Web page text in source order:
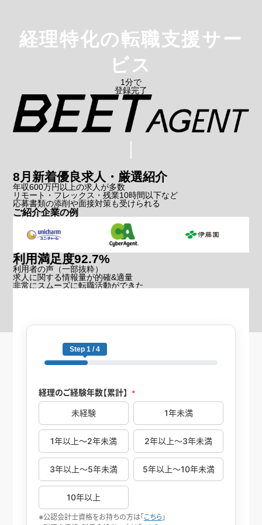
経理特化の転職支援サー
ビス
1分で
登録完了
8月新着優良求人・厳選紹介
年収600万円以上の求人が多数
リモート・フレックス・残業10時間以下など
応募書類の添削や面接対策も受けられる
ご紹介企業の例
利用満足度92.7%
利用者の声 （一部抜粋）
求人に関する情報量が的確&適量
非常にスムーズに転職活動ができた
Step 1 / 4
経理のご経験年数【累計】 *
未経験 1年未満
1年以上～2年未満 2年以上～3年未満
3年以上～5年未満 5年以上～10年未満
10年以上
※公認会計士資格をお持ちの方は「 こちら」